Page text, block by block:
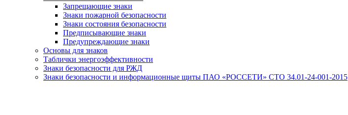
Запрещающие знаки
Знаки пожарной безопасности
Знаки состояния безопасности
Предписывающие знаки
Предупреждающие знаки
Основы для знаков
Таблички энергоэффективности
Знаки безопасности для РЖД
Знаки безопасности и информационные щиты ПАО «РОССЕТИ» СТО 34.01-24-001-2015